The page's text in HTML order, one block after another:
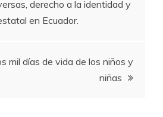
rti
derecho a la identidad y
en Ecuador.
mil días de vida de los niños y
niñas